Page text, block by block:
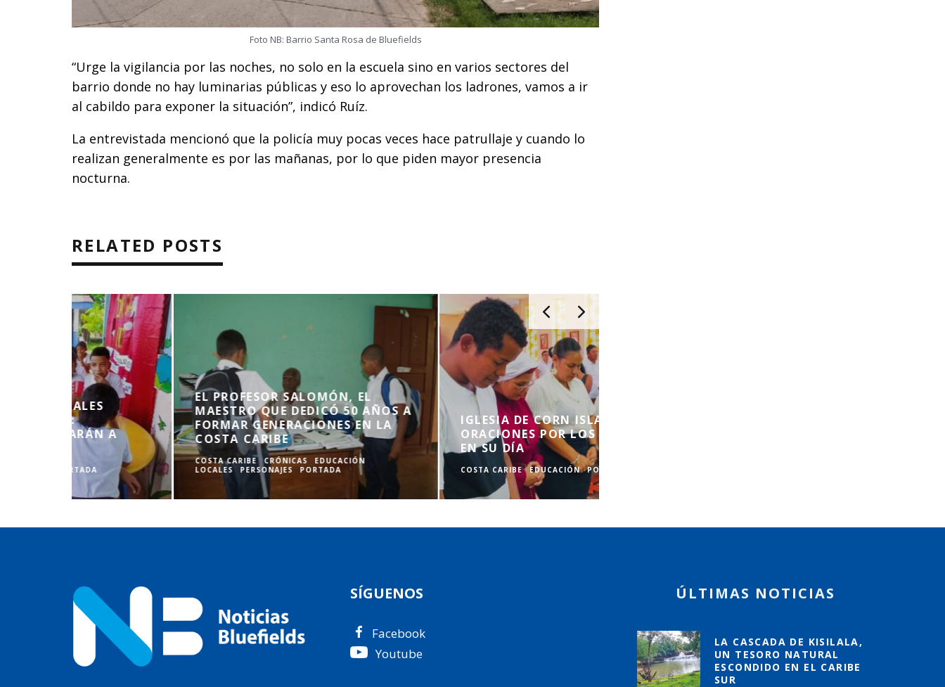
Foto NB: Barrio Santa Rosa de Bluefields
“Urge la vigilancia por las noches, no solo en la escuela sino en varios sectores del
barrio donde no hay luminarias públicas y eso lo aprovechan los ladrones, vamos a ir
al cabildo para exponer la situación”, indicó Ruíz.
La entrevistada mencionó que la policía muy pocas veces hace patrullaje y cuando lo
realizan generalmente es por las mañanas, por lo que piden mayor presencia
nocturna.
RELATED POSTS
IGLESIA DE CORN ISLAND ELEVA
ORACIONES POR LOS MAESTROS
EN SU DÍA
COSTA CARIBE EDUCACIÓN PORTADA
FALLECE EDUCADORA QUE DEDICÓ
SU VIDA A FORMAR
GENERACIONES EN SANDY BAY
SIRPI
COSTA CARIBE PERSONAJES PORTADA
SÍGUENOS
Facebook
Youtube
ÚLTIMAS NOTICIAS
LA CASCADA DE KISILALA,
UN TESORO NATURAL
ESCONDIDO EN EL CARIBE
SUR